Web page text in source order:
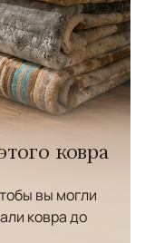
ковра
вы могли
ковра до